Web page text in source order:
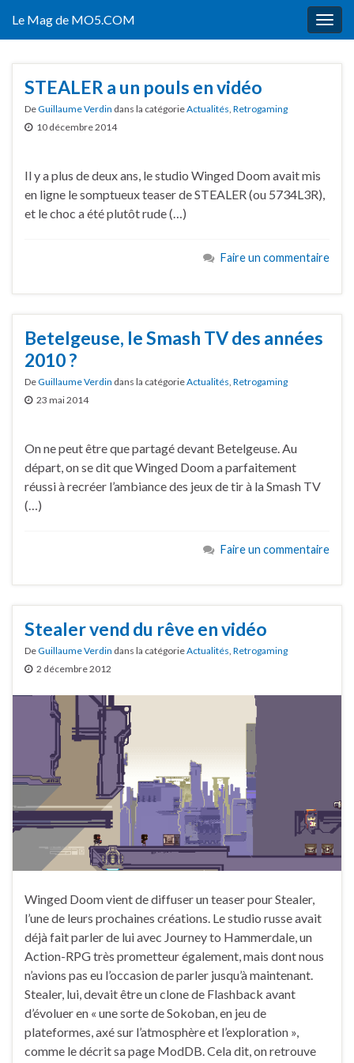
Le Mag de MO5.COM
STEALER a un pouls en vidéo
DeGuillaume Verdin dans la catégorieActualités, Retrogaming
10 décembre 2014
Il y a plus de deux ans, le studio Winged Doom avait mis
en ligne le somptueux teaser de STEALER (ou 5734L3R),
et le choc a été plutôt rude (…)
Faire un commentaire
Betelgeuse, le Smash TV des années
2010 ?
DeGuillaume Verdin dans la catégorieActualités Retrogaming
23 mai 2014
On ne peut être que partagé devant Betelgeuse. Au
départ, on se dit que Winged Doom a parfaitement
réussi à recréer l’ambiance des jeux de tir à la Smash TV
(…)
Faire un commentaire
Stealer vend du rêve en vidéo
DeGuillaume Verdin dans la catégorieActualités, Retrogaming
2 décembre 2012
Winged Doom vient de diffuser un teaser pour Stealer,
l’une de leurs prochaines créations. Le studio russe avait
déjà fait parler de lui avec Journey to Hammerdale, un
Action-RPG très prometteur également, mais dont nous
n’avions pas eu l’occasion de parler jusqu’à maintenant.
Stealer, lui, devait être un clone de Flashback avant
d’évoluer en « une sorte de Sokoban, en jeu de
plateformes, axé sur l’atmosphère et l’exploration »,
comme le décrit sa page ModDB. Cela dit, on retrouve